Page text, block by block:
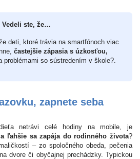
Vedeli ste, že…
deti, ktoré trávia na smartfónoch viac
častejšie zápasia s úzkosťou,
problémami so sústredením v škole?.
zapnete seba
netrávi celé hodiny na mobile, je
ľahšie sa zapája do rodinného života?
– zo spoločného obeda, pečenia
dvore či obyčajnej prechádzky. Typickou